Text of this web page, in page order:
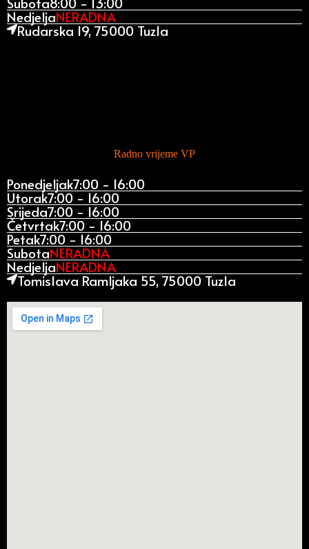
NedjeljaNERADNA
Rudarska 19, 75000 Tuzla
Radno vrijeme VP
Ponedjeljak7:00 - 16:00
Utorak7:00 - 16:00
Srijeda7:00 - 16:00
Četvrtak7:00 - 16:00
Petak7:00 - 16:00
SubotaNERADNA
NedjeljaNERADNA
Tomislava Ramljaka 55, 75000 Tuzla